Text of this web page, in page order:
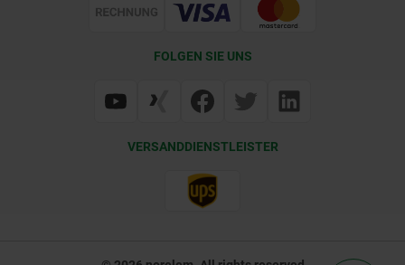
FOLGEN SIE UNS
VERSANDDIENSTLEISTER